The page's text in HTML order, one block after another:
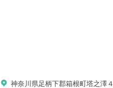
神奈川県足柄下郡箱根町塔之澤４